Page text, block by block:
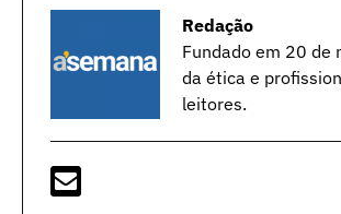
Redação
Fundado em 20 de
da ética e
leitores.